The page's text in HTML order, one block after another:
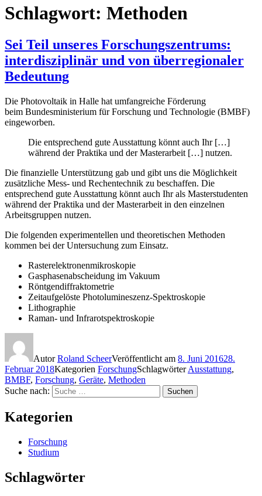
Schlagwort: Methoden
Sei Teil unseres Forschungszentrums:
interdisziplinär und von überregionaler
Bedeutung
Die Photovoltaik in Halle hat umfangreiche Förderung
beim Bundesministerium für Forschung und Technologie (BMBF)
eingeworben.
Die entsprechend gute Ausstattung könnt auch Ihr […]
während der Praktika und der Masterarbeit […] nutzen.
Die finanzielle Unterstützung gab und gibt uns die Möglichkeit
zusätzliche Mess- und Rechentechnik zu beschaffen. Die
entsprechend gute Ausstattung könnt auch Ihr als Masterstudenten
während der Praktika und der Masterarbeit in den einzelnen
Arbeitsgruppen nutzen.
Die folgenden experimentellen und theoretischen Methoden
kommen bei der Untersuchung zum Einsatz.
Rasterelektronenmikroskopie
Gasphasenabscheidung im Vakuum
Röntgendiffraktometrie
Zeitaufgelöste Photolumineszenz-Spektroskopie
Lithographie
Raman- und Infrarotspektroskopie
AutorRoland ScheerVeröffentlicht am 8. Juni 201628.
Februar 2018Kategorien ForschungSchlagwörterAusstattung,
BMBF, Forschung, Geräte, Methoden
Suche nach:
Suchen
Kategorien
Forschung
Studium
Schlagwörter